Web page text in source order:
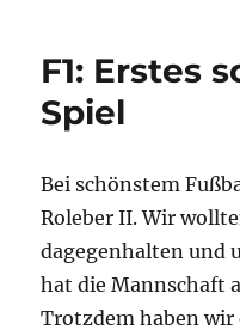
F1: Erstes
Spiel
Bei schönstem
Roleber II. Wir
dagegenhalten und
hat die Mannschaft
Trotzdem haben wir